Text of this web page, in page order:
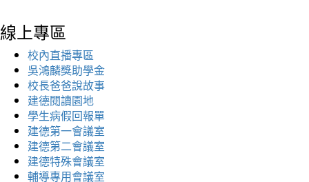
線上專區
校內直播專區
吳鴻麟獎助學金
校長爸爸說故事
建德閱讀園地
學生病假回報單
建德第一會議室
建德第二會議室
建德特殊會議室
輔導專用會議室